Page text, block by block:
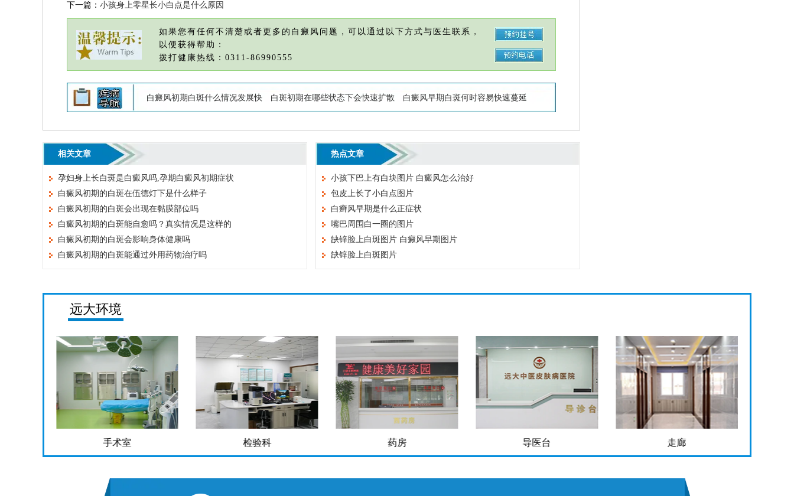
下一篇： 小孩身上零星长小白点是什么原因
如果您有任何不清楚或者更多的白癜风问题，可以通过以下方式与医生联系，
以便获得帮助：
拨打健康热线：0311-86990555
白癜风初期白斑什么情况发展快 白斑初期在哪些状态下会快速扩散 白癜风早期白斑何时容易快速蔓延
相关文章
孕妇身上长白斑是白癜风吗,孕期白癜风初期症状
白癜风初期的白斑在伍德灯下是什么样子
白癜风初期的白斑会出现在黏膜部位吗
白癜风初期的白斑能自愈吗？真实情况是这样的
白癜风初期的白斑会影响身体健康吗
白癜风初期的白斑能通过外用药物治疗吗
热点文章
小孩下巴上有白块图片 白癜风怎么治好
包皮上长了小白点图片
白癣风早期是什么正症状
嘴巴周围白一圈的图片
缺锌脸上白斑图片 白癜风早期图片
缺锌脸上白斑图片
远大环境
检验科 药房 导医台 走廊 手术室